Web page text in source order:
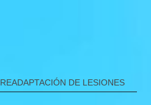
READAPTACIÓN DE LESIONES